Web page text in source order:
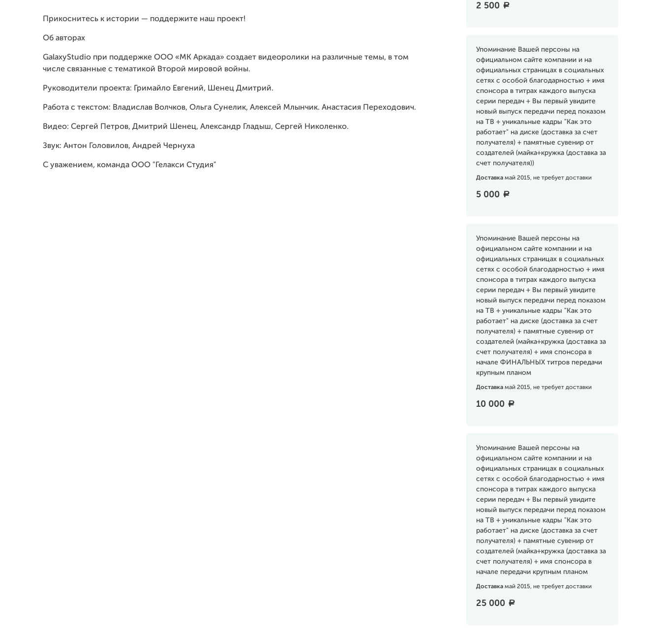
2 500 a
Упоминание Вашей персоны на
официальном сайте компании и на
официальных страницах в социальных
сетях с особой благодарностью + имя
спонсора в титрах каждого выпуска
серии передач + Вы первый увидите
новый выпуск передачи перед показом
на ТВ + уникальные кадры "Как это
работает" на диске (доставка за счет
получателя) + памятные сувенир от
создателей (майка+кружка (доставка за
счет получателя))
Доставка май 2015, не требует доставки
5 000 a
Упоминание Вашей персоны на
официальном сайте компании и на
официальных страницах в социальных
сетях с особой благодарностью + имя
спонсора в титрах каждого выпуска
серии передач + Вы первый увидите
новый выпуск передачи перед показом
на ТВ + уникальные кадры "Как это
работает" на диске (доставка за счет
получателя) + памятные сувенир от
создателей (майка+кружка (доставка за
счет получателя) + имя спонсора в
начале ФИНАЛЬНЫХ титров передачи
крупным планом
Доставка май 2015, не требует доставки
10 000 a
Упоминание Вашей персоны на
официальном сайте компании и на
официальных страницах в социальных
сетях с особой благодарностью + имя
спонсора в титрах каждого выпуска
серии передач + Вы первый увидите
новый выпуск передачи перед показом
на ТВ + уникальные кадры "Как это
работает" на диске (доставка за счет
получателя) + памятные сувенир от
создателей (майка+кружка (доставка за
счет получателя) + имя спонсора в
начале передачи крупным планом
Доставка май 2015, не требует доставки
25 000 a
Прикоснитесь к истории — поддержите наш проект!
Об авторах
GalaxyStudio при поддержке ООО «МК Аркада» создает видеоролики на различные темы, в том
числе связанные с тематикой Второй мировой войны.
Руководители проекта: Гримайло Евгений, Шенец Дмитрий.
Работа с текстом: Владислав Волчков, Ольга Сунелик, Алексей Млынчик. Анастасия Переходович.
Видео: Сергей Петров, Дмитрий Шенец, Александр Гладыш, Сергей Николенко.
Звук: Антон Головилов, Андрей Чернуха
С уважением, команда ООО "Гелакси Студия"